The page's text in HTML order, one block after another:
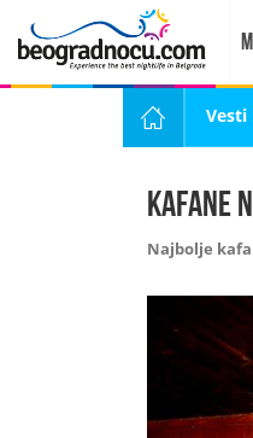
Vesti
Kafane
Najbolje